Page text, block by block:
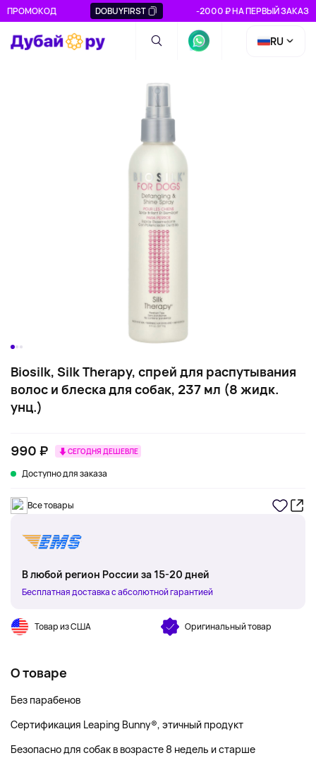
ПРОМОКОД DOBUYFIRST -2000 ₽ НА ПЕРВЫЙ ЗАКАЗ
RU
Biosilk, Silk Therapy, спрей для распутывания
волос и блеска для собак, 237 мл (8 жидк.
унц.)
990 ₽ СЕГОДНЯ ДЕШЕВЛЕ
Доступно для заказа
Все товары
В любой регион России за 15-20 дней
Бесплатная доставка с абсолютной гарантией
Товар из США Оригинальный товар
О товаре
Без парабенов
Сертификация Leaping Bunny®, этичный продукт
Безопасно для собак в возрасте 8 недель и старше